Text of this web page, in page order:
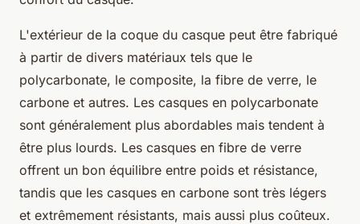
L'extérieur de la coque du casque peut être fabriqué
à partir de divers matériaux tels que le
polycarbonate, le composite, la fibre de verre, le
carbone et autres. Les casques en polycarbonate
sont généralement plus abordables mais tendent à
être plus lourds. Les casques en fibre de verre
offrent un bon équilibre entre poids et résistance,
tandis que les casques en carbone sont très légers
et extrêmement résistants, mais aussi plus coûteux.